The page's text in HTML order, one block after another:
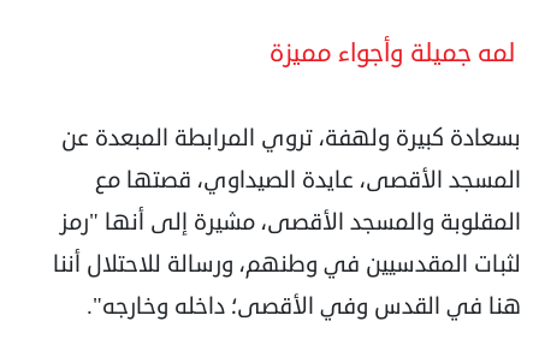
لمه جميلة وأجواء مميزة
بسعادة كبيرة ولهفة، تروي المرابطة المبعدة عن
المسجد الأقصى، عايدة الصيداوي، قصتها مع
المقلوبة والمسجد الأقصى، مشيرة إلى أنها "رمز
لثبات المقدسيين في وطنهم، ورسالة للاحتلال أننا
هنا في القدس وفي الأقصى؛ داخله وخارجه".